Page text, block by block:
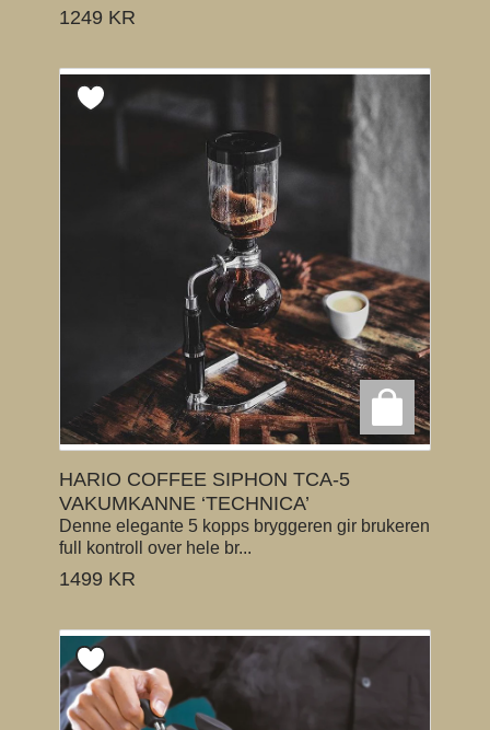
1249 KR
HARIO COFFEE SIPHON TCA-5
VAKUMKANNE ‘TECHNICA’
Denne elegante 5 kopps bryggeren gir brukeren
full kontroll over hele br...
1499 KR